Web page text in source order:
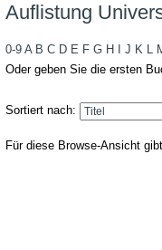
Auflistung
0-9 A B C D E F G H J K L
Oder geben Sie die ersten
Sortiert nach:
Für diese Browse-Ansicht